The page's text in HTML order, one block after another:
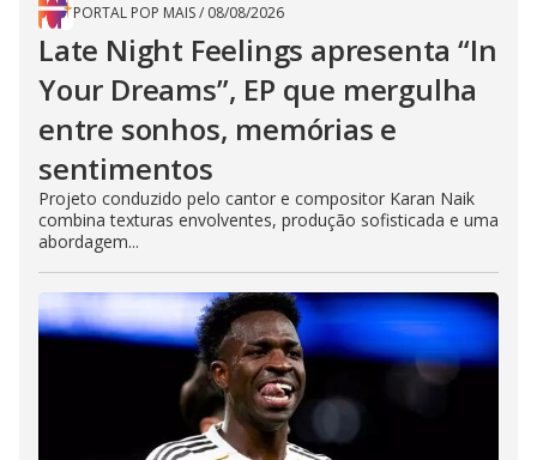
PORTAL POP MAIS/ 08/08/2026
Late Night Feelings apresenta “In
Your Dreams”, EP que mergulha
entre sonhos, memórias e
sentimentos
Projeto conduzido pelo cantor e compositor Karan Naik
combina texturas envolventes, produção sofisticada e uma
abordagem...